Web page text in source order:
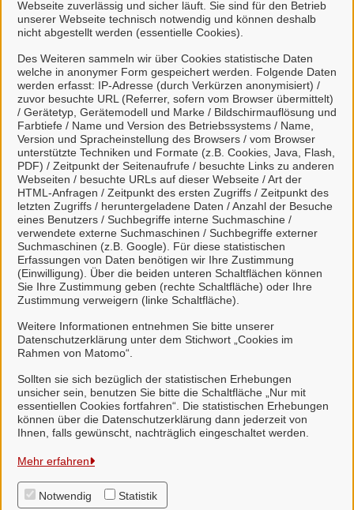
Webseite zuverlässig und sicher läuft. Sie sind für den Betrieb
unserer Webseite technisch notwendig und können deshalb
nicht abgestellt werden (essentielle Cookies).
Des Weiteren sammeln wir über Cookies statistische Daten
welche in anonymer Form gespeichert werden. Folgende Daten
werden erfasst: IP-Adresse (durch Verkürzen anonymisiert) /
zuvor besuchte URL (Referrer, sofern vom Browser übermittelt)
/ Gerätetyp, Gerätemodell und Marke / Bildschirmauflösung und
Farbtiefe / Name und Version des Betriebssystems / Name,
Version und Spracheinstellung des Browsers / vom Browser
unterstützte Techniken und Formate (z.B. Cookies, Java, Flash,
PDF) / Zeitpunkt der Seitenaufrufe / besuchte Links zu anderen
Webseiten / besuchte URLs auf dieser Webseite / Art der
HTML-Anfragen / Zeitpunkt des ersten Zugriffs / Zeitpunkt des
letzten Zugriffs / heruntergeladene Daten / Anzahl der Besuche
eines Benutzers / Suchbegriffe interne Suchmaschine /
verwendete externe Suchmaschinen / Suchbegriffe externer
Suchmaschinen (z.B. Google). Für diese statistischen
Erfassungen von Daten benötigen wir Ihre Zustimmung
(Einwilligung). Über die beiden unteren Schaltflächen können
Sie Ihre Zustimmung geben (rechte Schaltfläche) oder Ihre
Zustimmung verweigern (linke Schaltfläche).
Weitere Informationen entnehmen Sie bitte unserer
Datenschutzerklärung unter dem Stichwort „Cookies im
Rahmen von Matomo“.
Sollten sie sich bezüglich der statistischen Erhebungen
unsicher sein, benutzen Sie bitte die Schaltfläche „Nur mit
essentiellen Cookies fortfahren“. Die statistischen Erhebungen
können über die Datenschutzerklärung dann jederzeit von
Ihnen, falls gewünscht, nachträglich eingeschaltet werden.
Mehr erfahren
Notwendig Statistik
4. Kommunikation über unser Portal
Viele Leistungen sind an unseren digitalen Postkorb
angeschlossen. Dort haben Sie einen Überblick
über alle gestellten Anliegen und können mit uns
unkompliziert in Kontakt treten.
Weitere Informationen zur BundID finden Sie auf der
Samtgemeinde Suderburg
Alle Rechte vorbehalten